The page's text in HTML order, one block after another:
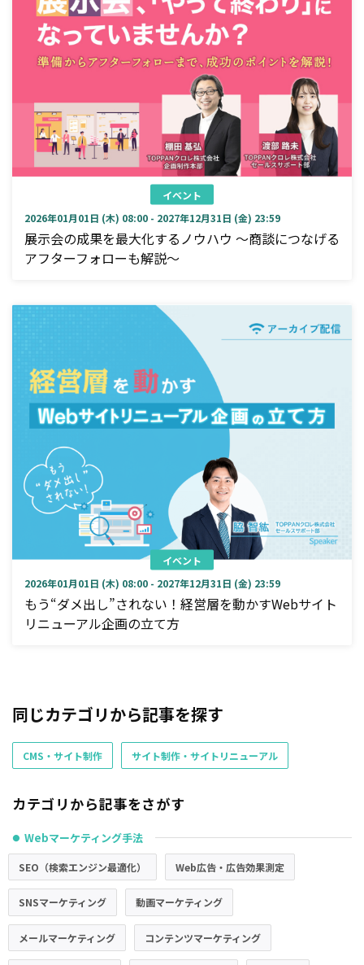
イベント
2026年01月01日 (木) 08:00 - 2027年12月31日 (金) 23:59
展示会の成果を最大化するノウハウ ～商談につなげる
アフターフォローも解説～
イベント
2026年01月01日 (木) 08:00 - 2027年12月31日 (金) 23:59
もう“ダメ出し”されない！経営層を動かすWebサイト
リニューアル企画の立て方
同じカテゴリから記事を探す
CMS・サイト制作 サイト制作・サイトリニューアル
カテゴリから記事をさがす
● Webマーケティング手法
SEO（検索エンジン最適化） Web広告・広告効果測定
SNSマーケティング 動画マーケティング
メールマーケティング コンテンツマーケティング